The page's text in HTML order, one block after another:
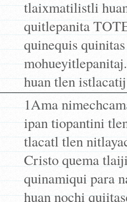
tlaixmatilistli
quitlepanita
quinequis
huan tlen
1Ama
ipan tiopantini
tlacatl tlen
Cristo quema
quinamiqui para
huan nochi